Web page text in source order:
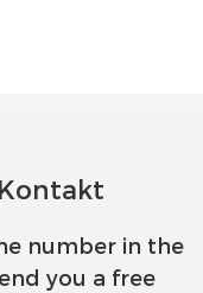
number in the
you a free